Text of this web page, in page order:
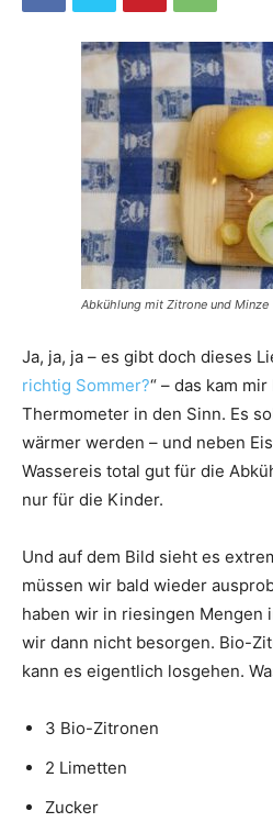
Abkühlung mit Zitrone und Minze
Ja, ja, ja – es gibt doch dieses
richtig Sommer?“ – das kam
Thermometer in den Sinn. Es
wärmer werden – und neben
Wassereis total gut für die
nur für die Kinder.
Und auf dem Bild sieht es
müssen wir bald wieder
haben wir in riesingen Mengen
wir dann nicht besorgen. Bio-
kann es eigentlich losgehen.
3 Bio-Zitronen
2 Limetten
Zucker